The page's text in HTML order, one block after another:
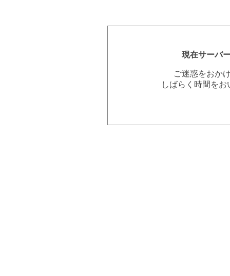
現在サーバ
ご迷惑をおか
しばらく時間を